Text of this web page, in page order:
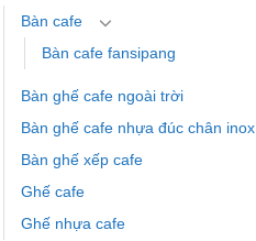
Bàn cafe
Bàn cafe fansipang
Bàn ghế cafe ngoài trời
Bàn ghế cafe nhựa đúc chân inox
Bàn ghế xếp cafe
Ghế cafe
Ghế nhựa cafe